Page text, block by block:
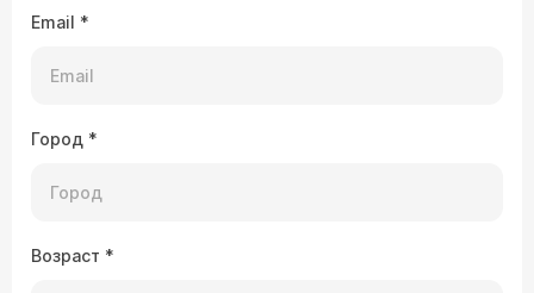
Email *
Город *
Возраст *